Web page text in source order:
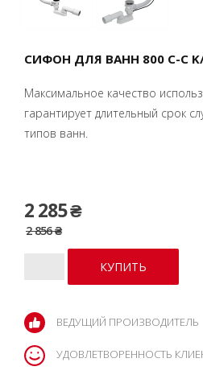
СИФОН ДЛЯ ВАНН 800 C-C
Максимальное качество
гарантирует длительный срок
типов ванн.
2 285 ₴
2 856 ₴
ВЕДУЩИЙ ПРОИЗВОДИТЕЛЬ
УДОВЛЕТВОРЕННОСТЬ